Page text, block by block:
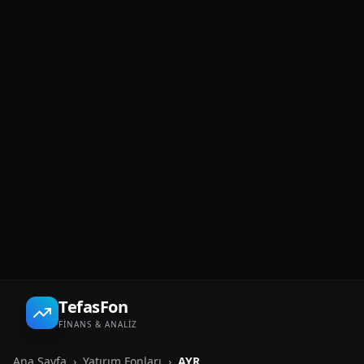
TefasFon
FİNANS & ANALİZ